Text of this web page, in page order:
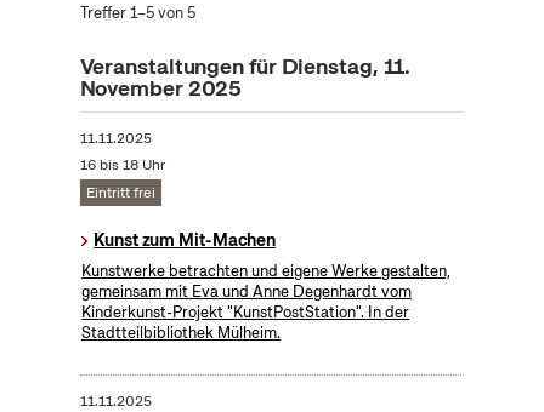
Treffer 1–5 von 5
Veranstaltungen für Dienstag, 11.
November 2025
11.11.2025
16 bis 18 Uhr
Eintritt frei
Kunst zum Mit-Machen
Kunstwerke betrachten und eigene Werke gestalten,
gemeinsam mit Eva und Anne Degenhardt vom
Kinderkunst-Projekt "KunstPostStation". In der
Stadtteilbibliothek Mülheim.
11.11.2025